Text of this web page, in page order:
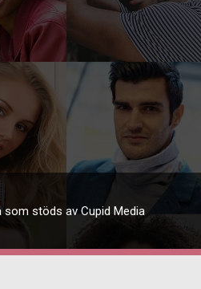
som stöds av Cupid Media